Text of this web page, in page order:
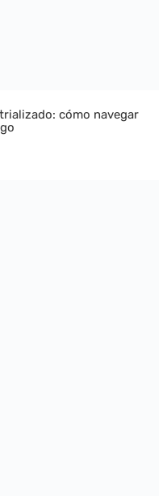
cómo navegar